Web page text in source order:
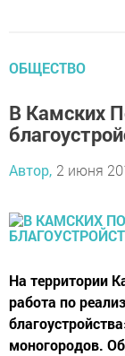
ОБЩЕСТВО
В Камских
Автор, 2 июня
На территории
работа по
моногородов.